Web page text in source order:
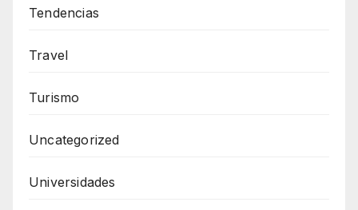
Tendencias
Travel
Turismo
Uncategorized
Universidades